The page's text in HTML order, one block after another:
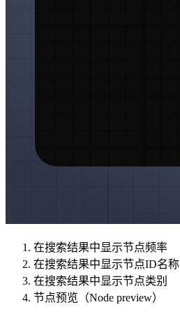
在搜索结果中显示节点频率
在搜索结果中显示节点ID名称
在搜索结果中显示节点类别
节点预览（Node preview）